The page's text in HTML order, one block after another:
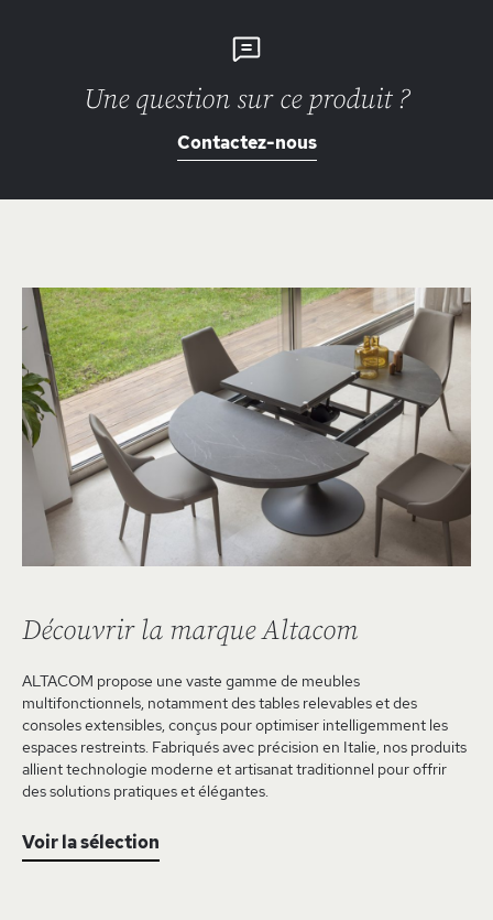
Une question sur ce produit ?
Contactez-nous
Découvrir la marque Altacom
ALTACOM propose une vaste gamme de meubles
multifonctionnels, notamment des tables relevables et des
consoles extensibles, conçus pour optimiser intelligemment les
espaces restreints. Fabriqués avec précision en Italie, nos produits
allient technologie moderne et artisanat traditionnel pour offrir
des solutions pratiques et élégantes.
Voir la sélection